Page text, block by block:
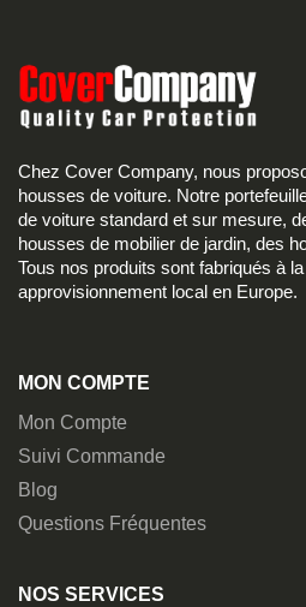
Chez Cover Company, nous
housses de voiture. Notre
de voiture standard et sur mesure,
housses de mobilier de jardin, des
Tous nos produits sont fabriqués à
approvisionnement local en Europe.
MON COMPTE
Mon Compte
Suivi Commande
Blog
Questions Fréquentes
NOS SERVICES